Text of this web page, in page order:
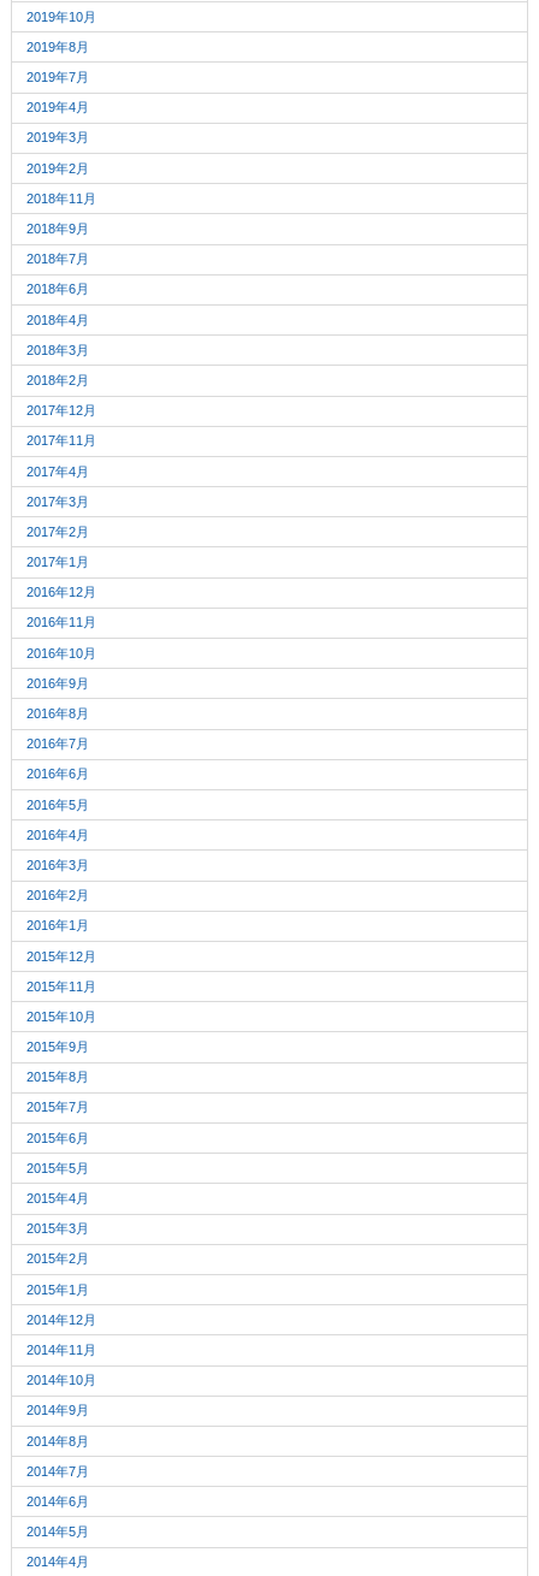
2019年10月
2019年8月
2019年7月
2019年4月
2019年3月
2019年2月
2018年11月
2018年9月
2018年7月
2018年6月
2018年4月
2018年3月
2018年2月
2017年12月
2017年11月
2017年4月
2017年3月
2017年2月
2017年1月
2016年12月
2016年11月
2016年10月
2016年9月
2016年8月
2016年7月
2016年6月
2016年5月
2016年4月
2016年3月
2016年2月
2016年1月
2015年12月
2015年11月
2015年10月
2015年9月
2015年8月
2015年7月
2015年6月
2015年5月
2015年4月
2015年3月
2015年2月
2015年1月
2014年12月
2014年11月
2014年10月
2014年9月
2014年8月
2014年7月
2014年6月
2014年5月
2014年4月